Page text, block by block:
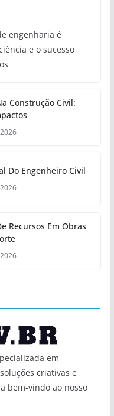
engenharia é
e o sucesso
Construção Civil:
Do Engenheiro Civil
Recursos Em Obras
em
criativas e
bem-vindo ao nosso